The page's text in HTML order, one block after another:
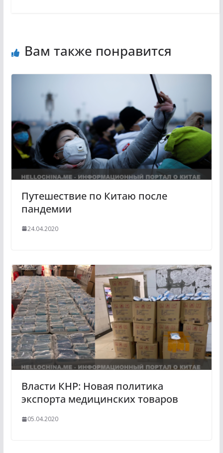
Вам также понравится
Путешествие по Китаю после
пандемии
24.04.2020
Власти КНР: Новая политика
экспорта медицинских товаров
05.04.2020